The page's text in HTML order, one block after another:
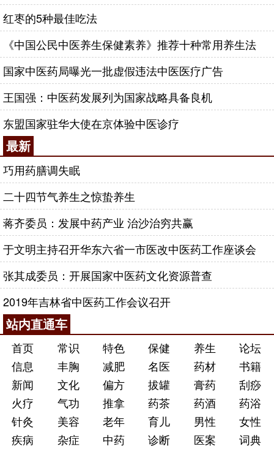
红枣的5种最佳吃法
《中国公民中医养生保健素养》推荐十种常用养生法
国家中医药局曝光一批虚假违法中医医疗广告
王国强：中医药发展列为国家战略具备良机
东盟国家驻华大使在京体验中医诊疗
最新
巧用药膳调失眠
二十四节气养生之惊蛰养生
蒋齐委员：发展中药产业 治沙治穷共赢
于文明主持召开华东六省一市医改中医药工作座谈会
张其成委员：开展国家中医药文化资源普查
2019年吉林省中医药工作会议召开
站内直通车
首页 常识 特色 保健 养生
论坛
信息
丰胸 减肥 名医 药材
书籍
新闻
文化 偏方 拔罐 膏药
刮痧
火疗
气功 推拿 药茶 药酒
药浴
针灸
美容 老年 育儿 男性
女性
疾病
杂症 中药 诊断 医案 词典